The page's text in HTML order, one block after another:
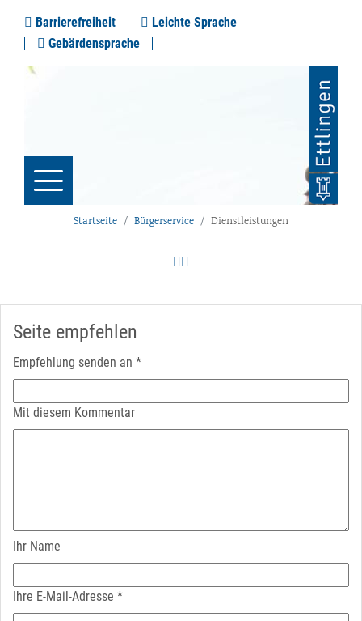
Barrierefreiheit
Leichte Sprache
Gebärdensprache
Startseite Bürgerservice Dienstleistungen
Seite empfehlen
Empfehlung senden an *
Mit diesem Kommentar
Ihr Name
Ihre E-Mail-Adresse *